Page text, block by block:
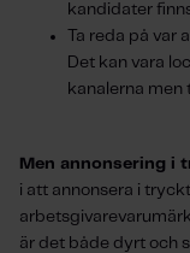
kandidater
Ta reda på var
Det kan vara
kanalerna men
Men annonsering i
i att annonsera i
är det både dyrt och